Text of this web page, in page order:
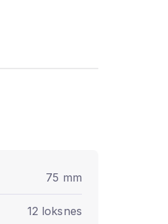
75 mm
12 loksnes